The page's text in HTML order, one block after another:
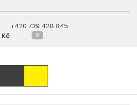
+420 739 428 845
Kč 0